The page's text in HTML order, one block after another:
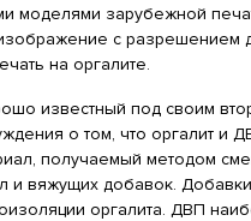
моделями зарубежной
с разрешением
на оргалите.
известный под своим
о том, что оргалит
получаемый методом
вяжущих добавок.
оргалита. ДВП